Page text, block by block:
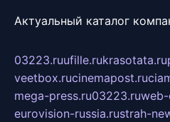
Актуальный каталог
03223.ruufille.rukrasotata.ru
veetbox.rucinemapost.ru
mega-press.ru03223.ru
eurovision-russia.rustrah-